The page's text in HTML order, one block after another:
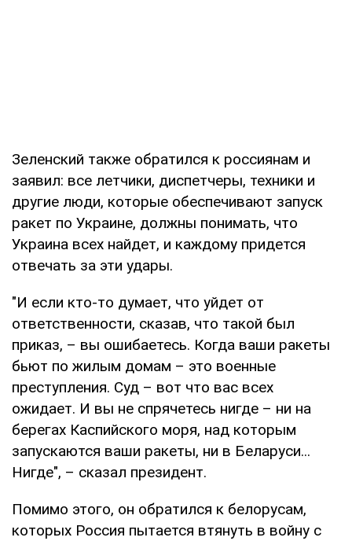
Зеленский также обратился к россиянам и
заявил: все летчики, диспетчеры, техники и
другие люди, которые обеспечивают запуск
ракет по Украине, должны понимать, что
Украина всех найдет, и каждому придется
отвечать за эти удары.
"И если кто-то думает, что уйдет от
ответственности, сказав, что такой был
приказ, – вы ошибаетесь. Когда ваши ракеты
бьют по жилым домам – это военные
преступления. Суд – вот что вас всех
ожидает. И вы не спрячетесь нигде – ни на
берегах Каспийского моря, над которым
запускаются ваши ракеты, ни в Беларуси...
Нигде", – сказал президент.
Помимо этого, он обратился к белорусам,
которых Россия пытается втянуть в войну с